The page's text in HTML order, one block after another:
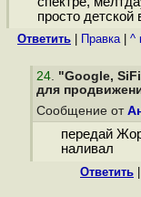
просто детской
Ответить Правка| ^
24. "Google,
для
Сообщение от
передай
наливал
Ответить